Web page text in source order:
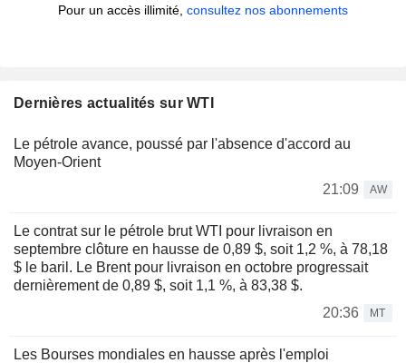
Pour un accès illimité, consultez nos abonnements
Dernières actualités sur WTI
Le pétrole avance, poussé par l'absence d'accord au
Moyen-Orient
21:09
AW
Le contrat sur le pétrole brut WTI pour livraison en
septembre clôture en hausse de 0,89 $, soit 1,2 %, à 78,18
$ le baril. Le Brent pour livraison en octobre progressait
dernièrement de 0,89 $, soit 1,1 %, à 83,38 $.
20:36
MT
Les Bourses mondiales en hausse après l'emploi